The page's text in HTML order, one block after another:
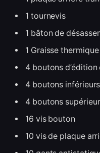
1 tournevis
1 bâton de
1 Graisse
4 boutons
4 boutons inférieurs
4 boutons
16 vis bouton
10 vis de plaque